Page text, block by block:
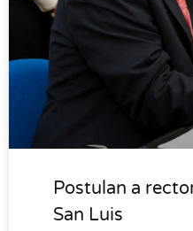
Postulan a
San Luis